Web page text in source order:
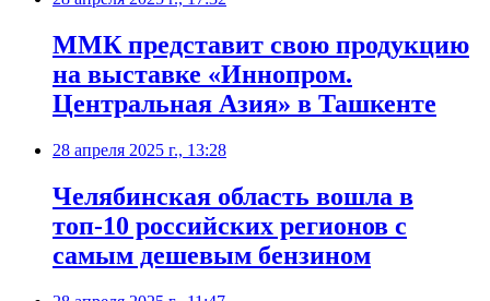
ММК представит свою продукцию
на выставке «Иннопром.
Центральная Азия» в Ташкенте
28 апреля 2025 г., 13:28
Челябинская область вошла в
топ-10 российских регионов с
самым дешевым бензином